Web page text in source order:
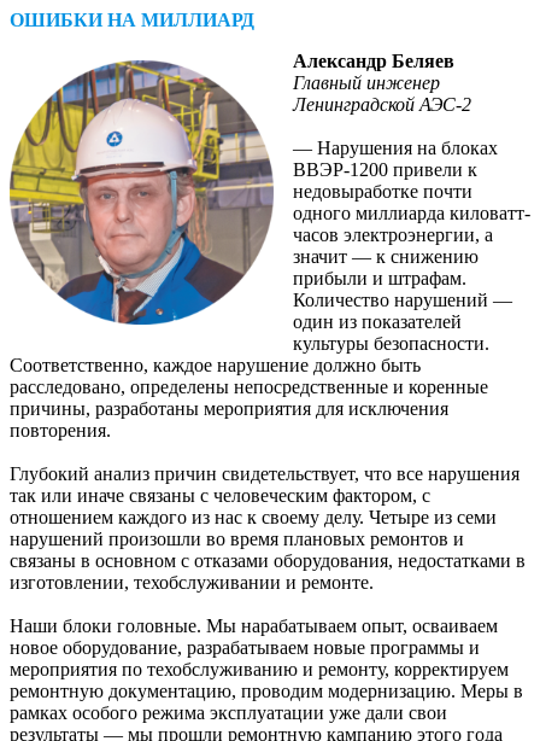
ОШИБКИ НА МИЛЛИАРД
Александр Беляев
Главный инженер
Ленинградской АЭС-2
— Нарушения на блоках
ВВЭР‑1200 привели к
недовыработке почти
одного миллиарда киловатт-
часов электроэнергии, а
значит — к снижению
прибыли и штрафам.
Количество нарушений —
один из показателей
культуры безопасности.
Соответственно, каждое нарушение должно быть
расследовано, определены непосредственные и коренные
причины, разработаны мероприятия для исключения
повторения.
Глубокий анализ причин свидетельствует, что все нарушения
так или иначе связаны с человеческим фактором, с
отношением каждого из нас к своему делу. Четыре из семи
нарушений произошли во время плановых ремонтов и
связаны в основном с отказами оборудования, недостатками в
изготовлении, техобслуживании и ремонте.
Наши блоки головные. Мы нарабатываем опыт, осваиваем
новое оборудование, разрабатываем новые программы и
мероприятия по техобслуживанию и ремонту, корректируем
ремонтную документацию, проводим модернизацию. Меры в
рамках особого режима эксплуатации уже дали свои
результаты — мы прошли ремонтную кампанию этого года